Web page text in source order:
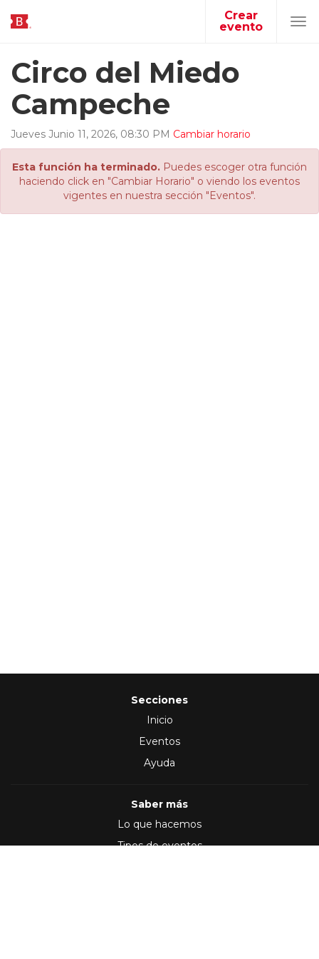
Crear
evento
Circo del Miedo
Campeche
Jueves Junio 11, 2026, 08:30 PM Cambiar horario
Esta función ha terminado. Puedes escoger otra función
haciendo click en "Cambiar Horario" o viendo los eventos
vigentes en nuestra sección "Eventos".
Secciones
Inicio
Eventos
Ayuda
Saber más
Lo que hacemos
Tipos de eventos